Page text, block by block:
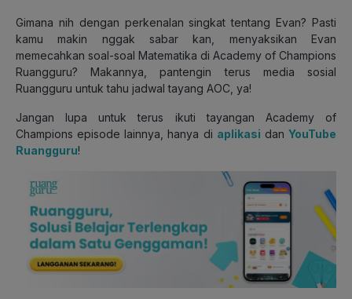
Gimana nih dengan perkenalan singkat tentang Evan? Pasti
kamu makin nggak sabar kan, menyaksikan Evan
memecahkan soal-soal Matematika di Academy of Champions
Ruangguru? Makannya, pantengin terus media sosial
Ruangguru untuk tahu jadwal tayang AOC, ya!
Jangan lupa untuk terus ikuti tayangan Academy of
Champions episode lainnya, hanya di aplikasi danYouTube
Ruangguru!